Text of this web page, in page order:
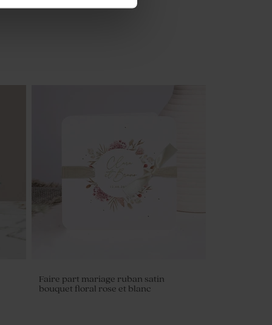
Marque place mariage champêtre
Faire part mariage ruban satin
bouquet floral rose et blanc